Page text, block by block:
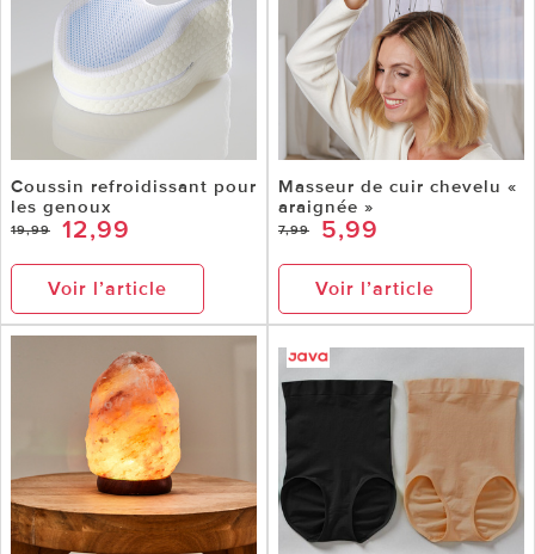
Coussin refroidissant pour
les genoux
19,99 12,99
Voir l’article
Masseur de cuir chevelu «
araignée »
7,99 5,99
Voir l’article